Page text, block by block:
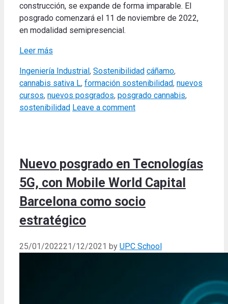
construcción, se expande de forma imparable. El
posgrado comenzará el 11 de noviembre de 2022,
en modalidad semipresencial.
Leer más
Categories
Ingeniería Industrial, Sostenibilidad Tags
cáñamo,
cannabis sativa L, formación sostenibilidad, nuevos
cursos, nuevos posgrados, posgrado cannabis,
sostenibilidad Leave a comment
Nuevo posgrado en Tecnologías
5G, con Mobile World Capital
Barcelona como socio
estratégico
25/01/202221/12/2021 by UPC School